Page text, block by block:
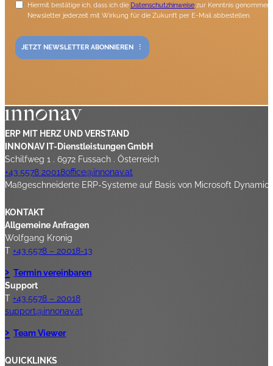
Hiermit bestätige ich, dass ich die Datenschutzhinweise zur Kenntnis
Newsletter jederzeit mit Wirkung für die Zukunft per E-Mail abbestellen.
JETZT NEWSLETTER ABONNIEREN
ERP MIT HERZ UND VERSTAND
INNONAV IT-Dienstleistungen GmbH
Schilfweg 1 . 6972 Fussach . Österreich
+43 5578 20018office@innonav.at
Maßgeschneiderte ERP-Systeme auf Basis von Microsoft
KONTAKT
Allgemeine Anfragen
Wolfgang Kronig
T +43 5578 – 20018-13
Termin vereinbaren
Support
T +43 5578 – 20018
support@innonav.at
Team Viewer
QUICKLINKS